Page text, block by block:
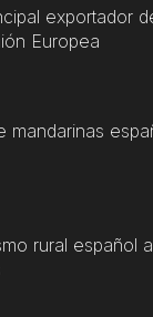
exportador
Europea
mandarinas
rural español